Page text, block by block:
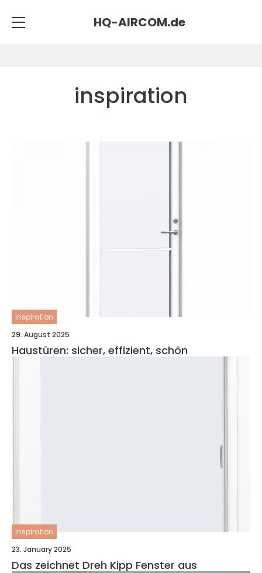
HQ-AIRCOM.de
inspiration
inspiration
29. August 2025
Haustüren: sicher, effizient, schön
inspiration
23. January 2025
Das zeichnet Dreh Kipp Fenster aus